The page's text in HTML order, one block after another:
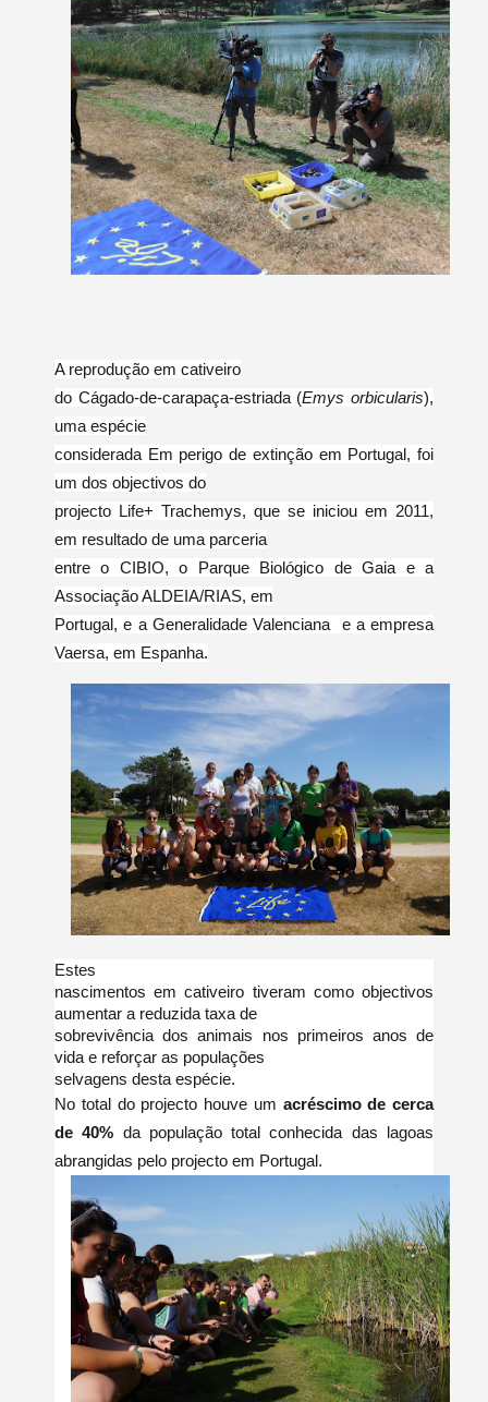
A reprodução em cativeiro
do Cágado-de-carapaça-estriada (Emys orbicularis),
uma espécie
considerada Em perigo de extinção em Portugal, foi
um dos objectivos do
projecto Life+ Trachemys, que se iniciou em 2011,
em resultado de uma parceria
entre o CIBIO, o Parque Biológico de Gaia e a
Associação ALDEIA/RIAS, em
Portugal, e a Generalidade Valenciana e a empresa
Vaersa, em Espanha.
Estes
nascimentos em cativeiro tiveram como objectivos
aumentar a reduzida taxa de
sobrevivência dos animais nos primeiros anos de
vida e reforçar as populações
selvagens desta espécie.
No total do projecto houve um acréscimode cerca
de 40% da população total conhecida das lagoas
abrangidas pelo projecto em Portugal.